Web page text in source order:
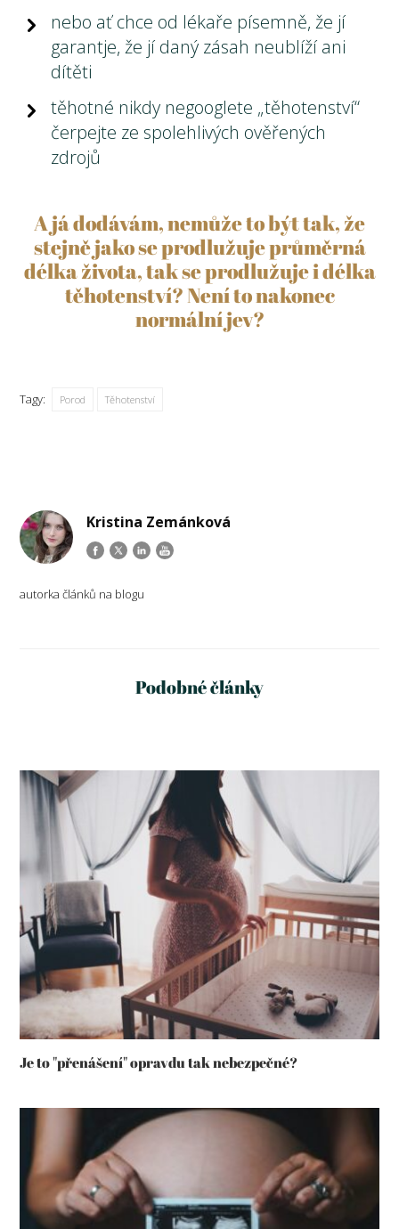
nebo ať chce od lékaře písemně, že jí
garantje, že jí daný zásah neublíží ani
dítěti
těhotné nikdy negooglete „těhotenství“
čerpejte ze spolehlivých ověřených
zdrojů
A já dodávám, nemůže to být tak, že
stejně jako se prodlužuje průměrná
délka života, tak se prodlužuje i délka
těhotenství? Není to nakonec
normální jev?
Tagy: Porod Těhotenství
Kristina Zemánková
autorka článků na blogu
Podobné články
Je to "přenášení" opravdu tak nebezpečné?